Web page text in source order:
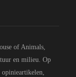
of Animals,
en milieu. Op